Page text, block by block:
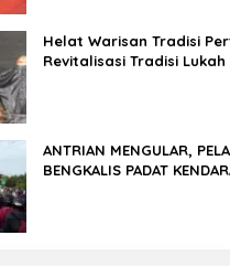
Helat Warisan Tradisi
Revitalisasi Tradisi
ANTRIAN MENGULAR, PELABUHAN RORO
BENGKALIS PADAT